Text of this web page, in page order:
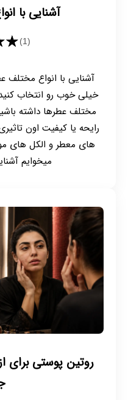
آشنایی با
(1)
آشنایی با انواع مختلف
خیلی خوب رو انتخاب
مختلف عطرها داشته
رایحه یا کیفیت اون
های معطر و الکل های
میخوایم
روتین پوستی